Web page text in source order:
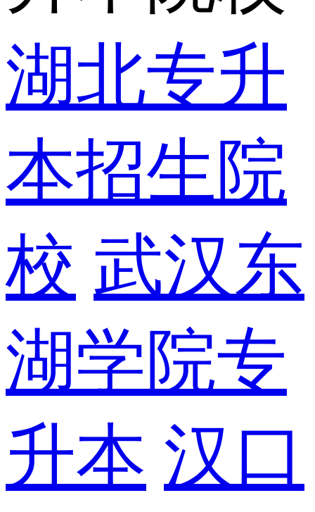
湖北专升
本招生院
校 武汉东
湖学院专
升本 汉口